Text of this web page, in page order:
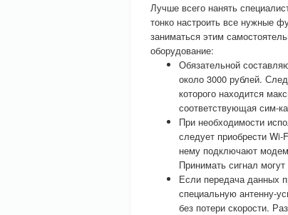
Лучше всего нанять
тонко настроить все нужные
заниматься этим
оборудование:
Обязательной
около 3000 рублей.
которого находится
соответствующая сим-
При необходимости
следует приобрести
нему подключают
Принимать сигнал
Если передача данных
специальную антенну-
без потери скорости.